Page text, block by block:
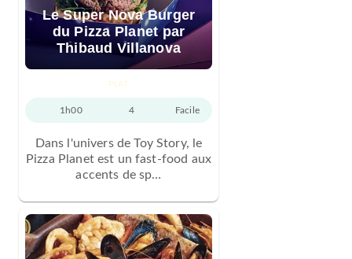
Le Super Nova Burger
du Pizza Planet par
Thibaud Villanova
PLAT
1h00 4 Facile
Dans l'univers de Toy Story, le
Pizza Planet est un fast-food aux
accents de sp…